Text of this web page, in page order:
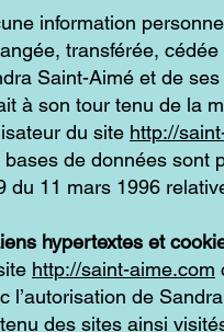
information
transférée,
Saint-Aimé et de
à son tour tenu de la
du site http://
bases de données sont
du 11 mars 1996
hypertextes et
http://saint-aime.com
l’autorisation de
des sites ainsi